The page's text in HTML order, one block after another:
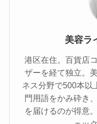
美容ラ
港区在住。百貨店
ザーを経て独立。
ネス分野で500本以
門用語をかみ砕き
を届けるのが得意